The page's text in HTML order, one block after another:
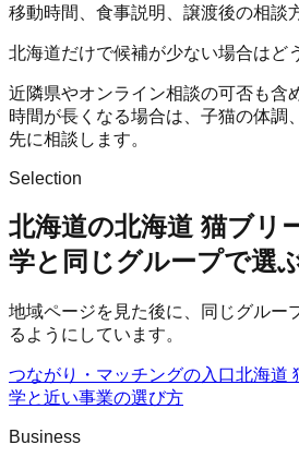
移動時間、食事説明、譲渡後の相談
北海道だけで候補が少ない場合はど
近隣県やオンライン相談の可否も含
時間が長くなる場合は、子猫の体調
先に相談します。
Selection
北海道の北海道 猫ブリ
学と同じグループで選
地域ページを見た後に、同じグルー
るようにしています。
つながり・マッチングの入口北海道
学と近い事業の選び方
Business